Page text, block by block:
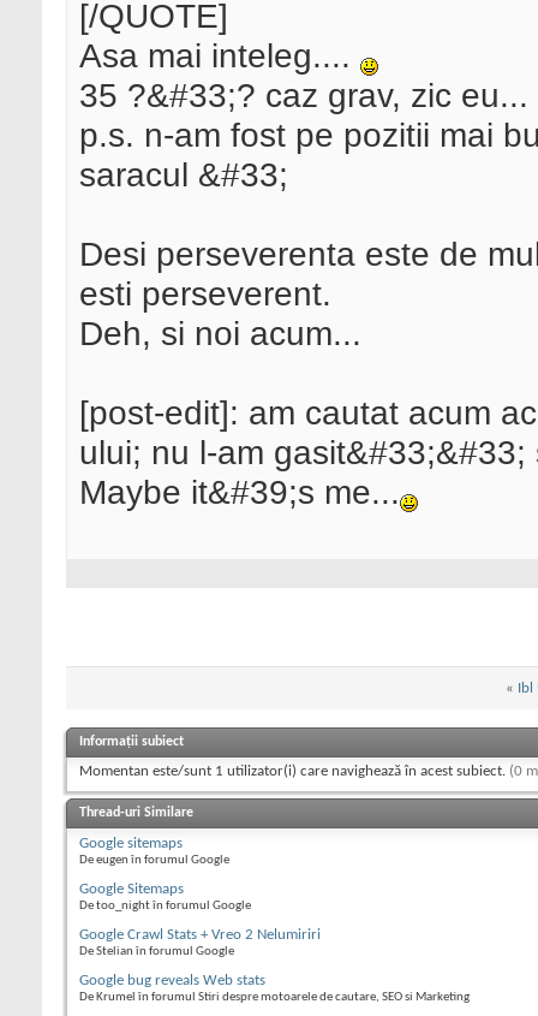
[/QUOTE]
Asa mai inteleg....
35 ?&#33;? caz grav, zic eu...
p.s. n-am fost pe pozitii mai
saracul &#33;
Desi perseverenta este de
esti perseverent.
Deh, si noi acum...
[post-edit]: am cautat acum
ului; nu l-am
Maybe it&#39;s me...
« Ibl
Informații subiect
Momentan este/sunt 1 utilizator(i) care navighează în acest subiect. (0
Thread-uri Similare
Google sitemaps
De eugen în forumul Google
Google Sitemaps
De too_night în forumul Google
Google Crawl Stats + Vreo 2 Nelumiriri
De Stelian în forumul Google
Google bug reveals Web stats
De Krumel în forumul Stiri despre motoarele de cautare, SEO si Marketing